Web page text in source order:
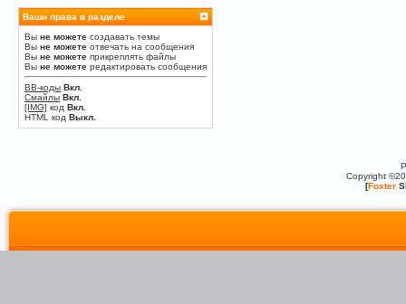
Ваши права в разделе
Вы не можете создавать темы
Вы не можете отвечать на сообщения
Вы не можете прикреплять файлы
Вы не можете редактировать сообщения
BB-коды Вкл.
Смайлы Вкл.
[IMG] код Вкл.
HTML код Выкл.
Copyright
[Foxter